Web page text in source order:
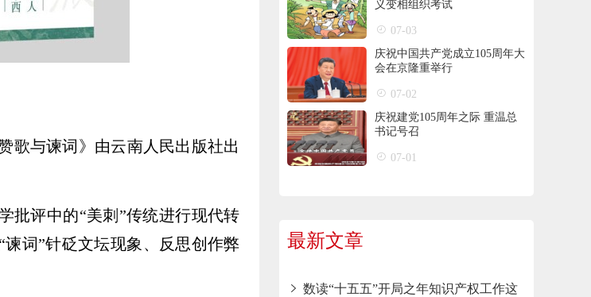
歌与谏词》由云南人民出版社出
批评中的“美刺”传统进行现代转
词”针砭文坛现象、反思创作弊
义变相组织考试
07-03
庆祝中国共产党成立105周年大
会在京隆重举行
07-02
庆祝建党105周年之际 重温总
书记号召
07-01
最新文章
数读“十五五”开局之年知识产权工作这